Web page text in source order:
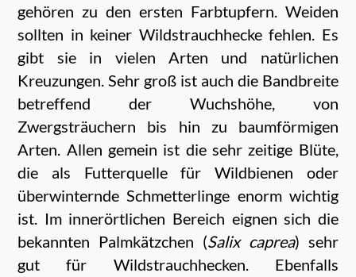
gehören zu den ersten Farbtupfern. Weiden
sollten in keiner Wildstrauchhecke fehlen. Es
gibt sie in vielen Arten und natürlichen
Kreuzungen. Sehr groß ist auch die Bandbreite
betreffend der Wuchshöhe, von
Zwergsträuchern bis hin zu baumförmigen
Arten. Allen gemein ist die sehr zeitige Blüte,
die als Futterquelle für Wildbienen oder
überwinternde Schmetterlinge enorm wichtig
ist. Im innerörtlichen Bereich eignen sich die
bekannten Palmkätzchen (Salix caprea) sehr
gut für Wildstrauchhecken. Ebenfalls